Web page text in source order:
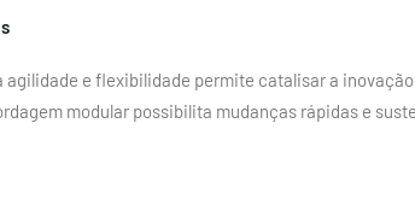
e flexibilidade permite catalisar a
modular possibilita mudanças rápidas e